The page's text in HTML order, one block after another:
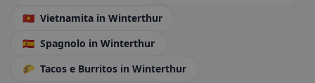
🇻🇳 Vietnamita in Winterthur
🇪🇸 Spagnolo in Winterthur
🌮 Tacos e Burritos in Winterthur